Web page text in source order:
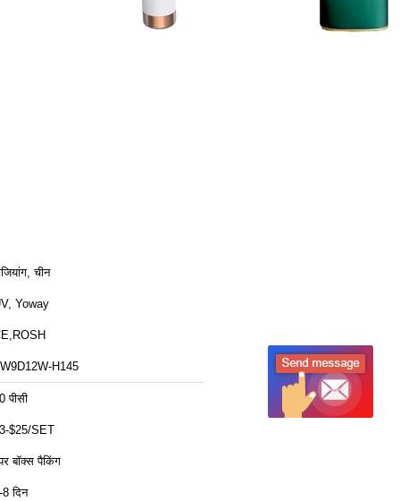
चीन
Yoway
H145
पीसी
$25/SET
बॉक्स पैकिंग
दिन